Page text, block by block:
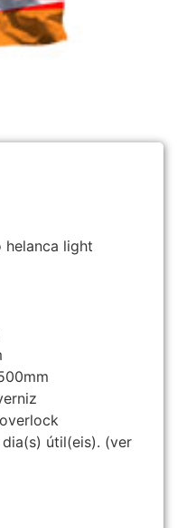
helanca light
dia(s) útil(eis). (ver